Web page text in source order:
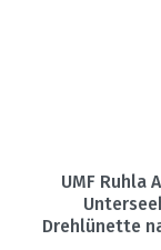
UMF Ruhla
Drehlünette